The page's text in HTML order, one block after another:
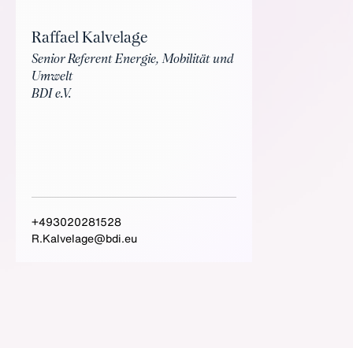
Raffael Kalvelage
Senior Referent Energie, Mobilität und
Umwelt
BDI e.V.
+493020281528
R.Kalvelage@bdi.eu